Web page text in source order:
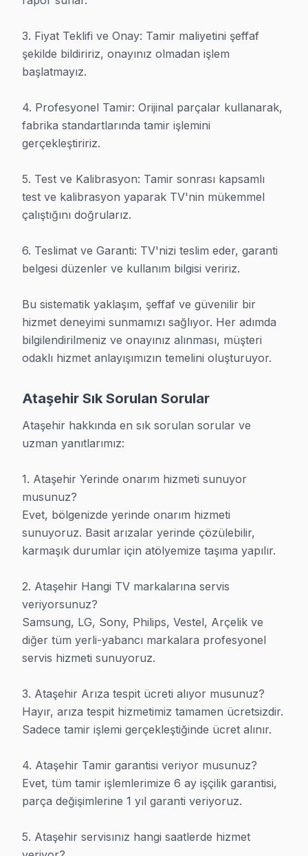
Besleme Kartı Tamiri ₺400 – ₺1.200
Ekran / Panel Değişimi
Bağlantı Noktası Tamiri ₺200 – ₺600 30–90
LED Şerit Değişimi
Arıza Tespiti ÜCRETSİZ
* Ataşehir bölgesinde fiyatlar 2025 yılı itibarıyla geçerlidir. Kesin fiyat
Ataşehir Profesyonel Teknik Ekip
Ataşehir TV Ekran ve Panel Tamiri
Uzman Ekip:Sektörlü ve kapasitenin tamamında:
Müşteri Değerlendirmesi:Bağlı müşteri tarafından
Fiyatlandırma:undefined
3. Fiyat Teklifi ve Onay: Tamir maliyetini şeffaf
şekilde bildiririz, onayınız olmadan işlem
başlatmayız.
4. Profesyonel Tamir: Orijinal parçalar kullanarak,
fabrika standartlarında tamir işlemini
gerçekleştiririz.
5. Test ve Kalibrasyon: Tamir sonrası kapsamlı
test ve kalibrasyon yaparak TV'nin mükemmel
çalıştığını doğrularız.
6. Teslimat ve Garanti: TV'nizi teslim eder, garanti
belgesi düzenler ve kullanım bilgisi veririz.
Bu sistematik yaklaşım, şeffaf ve güvenilir bir
hizmet deneyimi sunmamızı sağlıyor. Her adımda
bilgilendirilmeniz ve onayınız alınması, müşteri
odaklı hizmet anlayışımızın temelini oluşturuyor.
Ataşehir Sık Sorulan Sorular
Ataşehir hakkında en sık sorulan sorular ve
uzman yanıtlarımız:
1. Ataşehir Yerinde onarım hizmeti sunuyor
musunuz?
Evet, bölgenizde yerinde onarım hizmeti
sunuyoruz. Basit arızalar yerinde çözülebilir,
karmaşık durumlar için atölyemize taşıma yapılır.
2. Ataşehir Hangi TV markalarına servis
veriyorsunuz?
Samsung, LG, Sony, Philips, Vestel, Arçelik ve
diğer tüm yerli-yabancı markalara profesyonel
servis hizmeti sunuyoruz.
3. Ataşehir Arıza tespit ücreti alıyor musunuz?
Hayır, arıza tespit hizmetimiz tamamen ücretsizdir.
Sadece tamir işlemi gerçekleştiğinde ücret alınır.
4. Ataşehir Tamir garantisi veriyor musunuz?
Evet, tüm tamir işlemlerimize 6 ay işçilik garantisi,
parça değişimlerine 1 yıl garanti veriyoruz.
5. Ataşehir servisınız hangi saatlerde hizmet